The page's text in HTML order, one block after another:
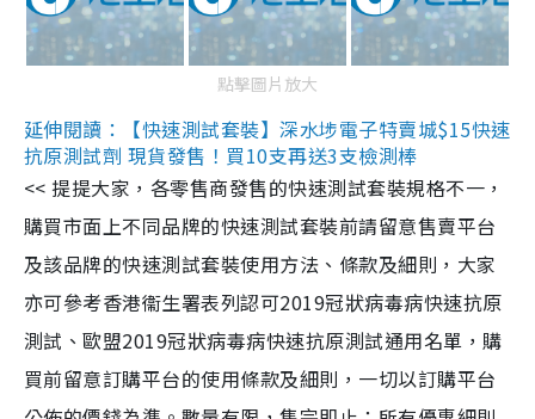
點擊圖片放大
延伸閱讀：【快速測試套裝】深水埗電子特賣城$15快速
抗原測試劑 現貨發售！買10支再送3支檢測棒
<< 提提大家，各零售商發售的快速測試套裝規格不一，
購買市面上不同品牌的快速測試套裝前請留意售賣平台
及該品牌的快速測試套裝使用方法、條款及細則，大家
亦可參考香港衞生署表列認可2019冠狀病毒病快速抗原
測試、歐盟2019冠狀病毒病快速抗原測試通用名單，購
買前留意訂購平台的使用條款及細則，一切以訂購平台